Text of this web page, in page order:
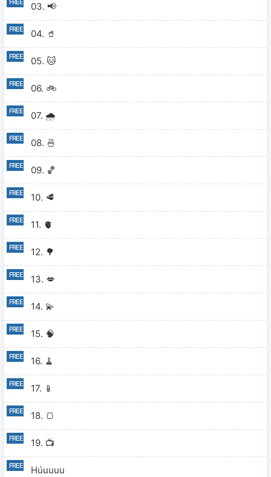
03. 📢
04. 🥤
05. 🐱
06. 🚲
07. 🌧
08. 🍜
09. 🏀
10. 🥩
11. 🫀
12. 🌳
13. 💋
14. 💫
15. 🧠
16. 🧹
17. 📱
18. 🍞
19. 📺
Húuuuu